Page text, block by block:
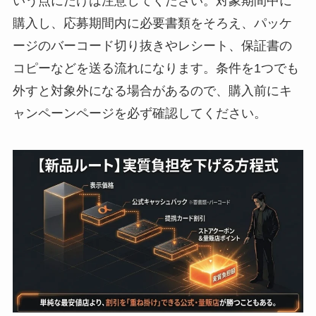
購入し、応募期間内に必要書類をそろえ、パッケ
ージのバーコード切り抜きやレシート、保証書の
コピーなどを送る流れになります。条件を1つでも
外すと対象外になる場合があるので、購入前にキ
ャンペーンページを必ず確認してください。